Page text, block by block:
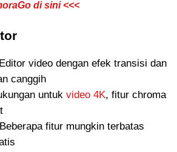
di sini <<<
video dengan efek transisi dan
canggih
untuk video 4K, fitur chroma
fitur mungkin terbatas